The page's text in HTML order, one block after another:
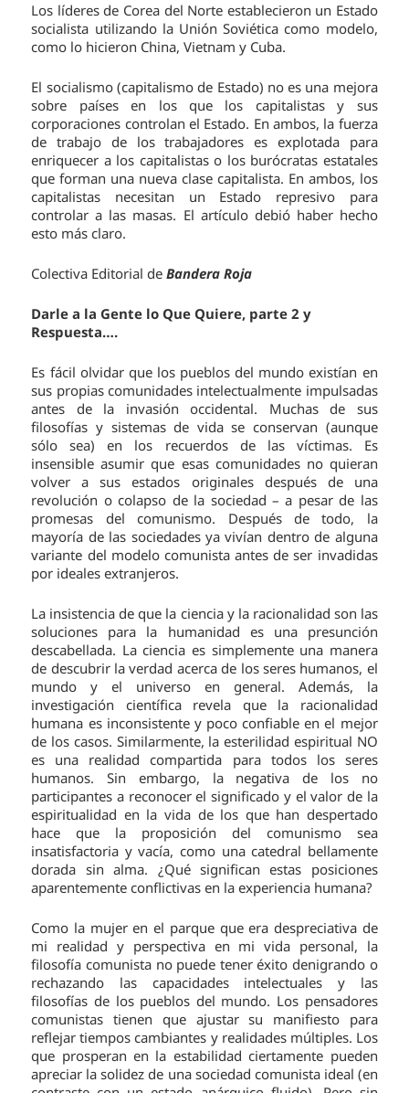
Los líderes de Corea del Norte establecieron un Estado
socialista utilizando la Unión Soviética como modelo,
como lo hicieron China, Vietnam y Cuba.
El socialismo (capitalismo de Estado) no es una mejora
sobre países en los que los capitalistas y sus
corporaciones controlan el Estado. En ambos, la fuerza
de trabajo de los trabajadores es explotada para
enriquecer a los capitalistas o los burócratas estatales
que forman una nueva clase capitalista. En ambos, los
capitalistas necesitan un Estado represivo para
controlar a las masas. El artículo debió haber hecho
esto más claro.
Colectiva Editorial deBandera Roja
Darle a la Gente lo Que Quiere, parte 2 y
Respuesta….
Es fácil olvidar que los pueblos del mundo existían en
sus propias comunidades intelectualmente impulsadas
antes de la invasión occidental. Muchas de sus
filosofías y sistemas de vida se conservan (aunque
sólo sea) en los recuerdos de las víctimas. Es
insensible asumir que esas comunidades no quieran
volver a sus estados originales después de una
revolución o colapso de la sociedad – a pesar de las
promesas del comunismo. Después de todo, la
mayoría de las sociedades ya vivían dentro de alguna
variante del modelo comunista antes de ser invadidas
por ideales extranjeros.
La insistencia de que la ciencia y la racionalidad son las
soluciones para la humanidad es una presunción
descabellada. La ciencia es simplemente una manera
de descubrir la verdad acerca de los seres humanos, el
mundo y el universo en general. Además, la
investigación científica revela que la racionalidad
humana es inconsistente y poco confiable en el mejor
de los casos. Similarmente, la esterilidad espiritual NO
es una realidad compartida para todos los seres
humanos. Sin embargo, la negativa de los no
participantes a reconocer el significado y el valor de la
espiritualidad en la vida de los que han despertado
hace que la proposición del comunismo sea
insatisfactoria y vacía, como una catedral bellamente
dorada sin alma. ¿Qué significan estas posiciones
aparentemente conflictivas en la experiencia humana?
Como la mujer en el parque que era despreciativa de
mi realidad y perspectiva en mi vida personal, la
filosofía comunista no puede tener éxito denigrando o
rechazando las capacidades intelectuales y las
filosofías de los pueblos del mundo. Los pensadores
comunistas tienen que ajustar su manifiesto para
reflejar tiempos cambiantes y realidades múltiples. Los
que prosperan en la estabilidad ciertamente pueden
apreciar la solidez de una sociedad comunista ideal (en